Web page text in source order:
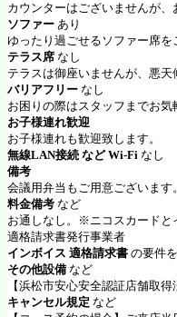
カウンターはございませんが
ソファー あり
ゆったり過ごせるソファー席を
テラス席 なし
テラスは御座いませんが、悪
バリアフリー なし
お困りの際はスタッフまでお気
お子様連れ歓迎
お子様連れも歓迎致します。
無線LAN接続 など Wi-Fi なし
備考
会議用弁当もご用意ございま
料金備考 など
お通しなし。※ニコスカードと
適格請求書発行事業者
インボイス 適格請求書 の要件
その他設備 など
【浜松市安心安全認証店舗取
キャンセル規定 など